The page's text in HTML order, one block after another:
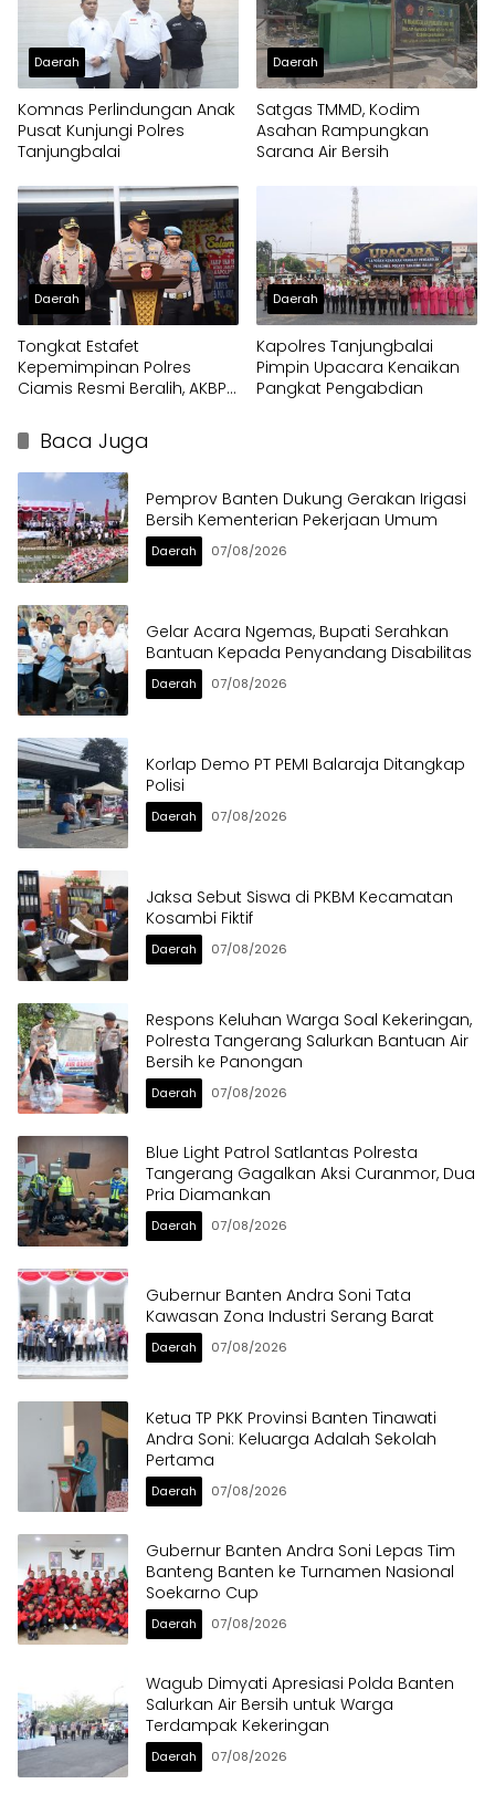
Daerah
Komnas Perlindungan Anak
Pusat Kunjungi Polres
Tanjungbalai
Daerah
Satgas TMMD, Kodim
Asahan Rampungkan
Sarana Air Bersih
Daerah
Tongkat Estafet
Kepemimpinan Polres
Ciamis Resmi Beralih, AKBP
Pengabdian Presisi untuk
Masyarakat
Daerah
Kapolres Tanjungbalai
Pimpin Upacara Kenaikan
Pangkat Pengabdian
Baca Juga
Pemprov Banten Dukung Gerakan Irigasi
Bersih Kementerian Pekerjaan Umum
Daerah 07/08/2026
Gelar Acara Ngemas, Bupati Serahkan
Bantuan Kepada Penyandang Disabilitas
Daerah 07/08/2026
Korlap Demo PT PEMI Balaraja Ditangkap
Polisi
Daerah 07/08/2026
Jaksa Sebut Siswa di PKBM Kecamatan
Kosambi Fiktif
Daerah 07/08/2026
Respons Keluhan Warga Soal Kekeringan,
Polresta Tangerang Salurkan Bantuan Air
Bersih ke Panongan
Daerah 07/08/2026
Blue Light Patrol Satlantas Polresta
Tangerang Gagalkan Aksi Curanmor, Dua
Pria Diamankan
Daerah 07/08/2026
Gubernur Banten Andra Soni Tata
Kawasan Zona Industri Serang Barat
Daerah 07/08/2026
Ketua TP PKK Provinsi Banten Tinawati
Andra Soni: Keluarga Adalah Sekolah
Pertama
Daerah 07/08/2026
Gubernur Banten Andra Soni Lepas Tim
Banteng Banten ke Turnamen Nasional
Soekarno Cup
Daerah 07/08/2026
Wagub Dimyati Apresiasi Polda Banten
Salurkan Air Bersih untuk Warga
Terdampak Kekeringan
Daerah 07/08/2026